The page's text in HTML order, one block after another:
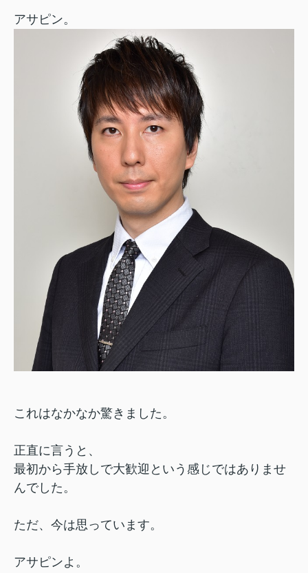
アサピン。
これはなかなか驚きました。
正直に言うと、
最初から手放しで大歓迎という感じではありませ
んでした。
ただ、今は思っています。
アサピンよ。